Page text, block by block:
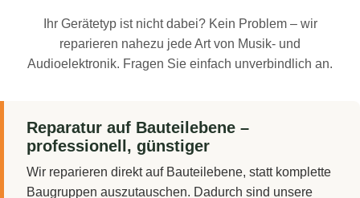
Ihr Gerätetyp ist nicht dabei? Kein Problem – wir
reparieren nahezu jede Art von Musik- und
Audioelektronik. Fragen Sie einfach unverbindlich an.
Reparatur auf Bauteilebene –
professionell, günstiger
Wir reparieren direkt auf Bauteilebene, statt komplette
Baugruppen auszutauschen. Dadurch sind unsere